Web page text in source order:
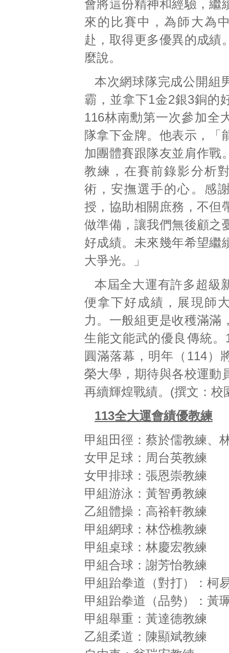
會將這份精神和經驗，繼
來的比賽中，為師大為
赴，取得更多優異的成績
麼說。
本次網球隊完成公開組
霸，並拿下1金2銀3銅的
116林南勳第一次參加全
隊拿下金牌。他表示，「
加團體賽跟隊友並肩作戰
教練，在賽前錄影分析
術，安撫選手的心。感
授，協助相關庶務，不但
做準備，讓我們無後顧之
好成績。未來幾年希望繼
大爭光。」
本屆全大運有許多超級
便拿下好成績，展現師
力。一般組更是收穫滿滿
生能文能武的優良傳統。
圓滿落幕，明年（114）
榮大學，期待與各校運動
再續輝煌戰績。(撰文：校
113全大運會績優教練
甲組田徑：蔡於儒教練、
女甲足球：周台英教練
女甲排球：張恩崇教練
甲組游泳：黃智勇教練
乙組體操：高裕軒教練
甲組網球：林岱樵教練
甲組桌球：林慶宏教練
甲組合球：謝芳怡教練
甲組跆拳道（對打）：柯
甲組跆拳道（品勢）：黃
甲組舉重：黃達德教練
乙組柔道：陳顯斌教練